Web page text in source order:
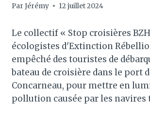
Par Jérémy 12 juillet 2024
Le collectif « Stop croisières
écologistes d'Extinction
empêché des touristes de
bateau de croisière dans le port
Concarneau, pour mettre en
pollution causée par les navires